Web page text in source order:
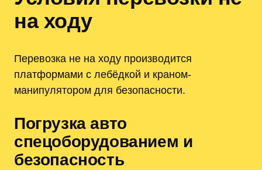
на ходу
Перевозка не на ходу производится
платформами с лебёдкой и краном-
манипулятором для безопасности.
Погрузка авто
спецоборудованием и
безопасность